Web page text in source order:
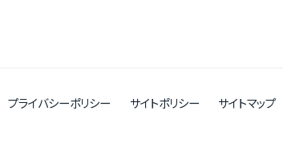
プライバシーポリシー サイトポリシー サイトマップ